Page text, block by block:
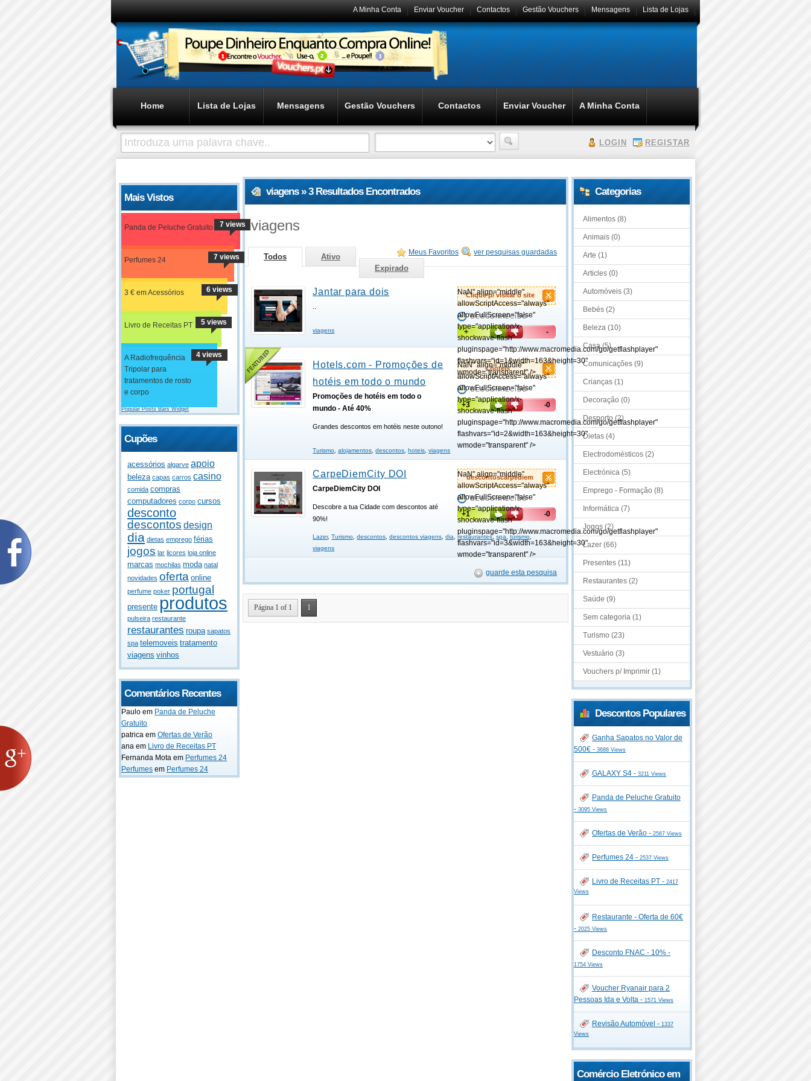
Lista de Lojas
Mensagens
Gestão Vouchers
Contactos
Enviar Voucher
A Minha Conta
Home Lista de Lojas Mensagens Gestão Vouchers Contactos Enviar Voucher A Minha Conta
LOGIN REGISTAR
Mais Vistos
Panda de Peluche Gratuito 7 views
Perfumes 24 7 views
3 € em Acessórios 6 views
Livro de Receitas PT 5 views
A Radiofrequência
Tripolar para
tratamentos de rosto
e corpo
4 views
Popular Posts Bars Widget
Cupões
acessórios algarve apoio
beleza capas carros casino
comida compras
computadores corpo cursos
desconto
descontos design
dia dietas emprego férias
jogos lar licores loja online
marcas mochilas moda natal
novidades oferta online
perfume poker portugal
presente produtos
pulseira restaurante
restaurantes roupa sapatos
spa telemoveis tratamento
viagens vinhos
Comentários Recentes
Paulo em Panda de Peluche
Gratuito
patrica em Ofertas de Verão
ana em Livro de Receitas PT
Fernanda Mota em Perfumes 24
Perfumes em Perfumes 24
viagens » 3 Resultados Encontrados
viagens
ver pesquisas guardadas
Meus Favoritos
Todos
Ativo
Expirado
Clique p/ visitar o site
NaN" align="middle"
allowScriptAccess="always"
allowFullScreen="false"
type="application/x-
shockwave-flash"
pluginspage="http://www.macromedia.com/go/getflashplayer"
flashvars="id=1&width=163&height=30"
wmode="transparent" />
DESCONHECIDO
+ -
Jantar para dois
viagens
hotels
NaN" align="middle"
allowScriptAccess="always"
allowFullScreen="false"
type="application/x-
shockwave-flash"
pluginspage="http://www.macromedia.com/go/getflashplayer"
flashvars="id=2&width=163&height=30"
wmode="transparent" />
DESCONHECIDO
+3 -0
Hotels.com - Promoções de
hotéis em todo o mundo
Promoções de hotéis em todo o
mundo - Até 40%
Grandes descontos em hotéis neste outono!
Turismo ,alojamentos ,descontos ,hoteis ,viagens
descontoscarpediem
NaN" align="middle"
allowScriptAccess="always"
allowFullScreen="false"
type="application/x-
shockwave-flash"
pluginspage="http://www.macromedia.com/go/getflashplayer"
flashvars="id=3&width=163&height=30"
wmode="transparent" />
DESCONHECIDO
+1 -0
CarpeDiemCity DOI
CarpeDiemCity DOI
Descobre a tua Cidade com descontos até
90%!
Lazer,Turismo ,descontos ,descontos viagens ,dia ,restaurantes,spa ,turismo
viagens
guarde esta pesquisa
Página 1 of 1 1
Categorias
Alimentos (8)
Animais (0)
Arte (1)
Articles (0)
Automóveis (3)
Bebés (2)
Beleza (10)
Casa (5)
Comunicações (9)
Crianças (1)
Decoração (0)
Desporto (2)
Dietas (4)
Electrodomésticos (2)
Electrónica (5)
Emprego - Formação (8)
Informática (7)
Jogos (2)
Lazer (66)
Presentes (11)
Restaurantes (2)
Saúde (9)
Sem categoria (1)
Turismo (23)
Vestuário (3)
Vouchers p/ Imprimir (1)
Descontos Populares
Ganha Sapatos no Valor de
500€ - 3688 Views
GALAXY S4 - 3211 Views
Panda de Peluche Gratuito
- 3095 Views
Ofertas de Verão - 2567 Views
Perfumes 24 - 2537 Views
Livro de Receitas PT - 2417
Views
Restaurante - Oferta de 60€
- 2025 Views
Desconto FNAC - 10% -
1754 Views
Voucher Ryanair para 2
Pessoas Ida e Volta - 1571 Views
Revisão Automóvel - 1337
Views
Comércio Eletrónico em